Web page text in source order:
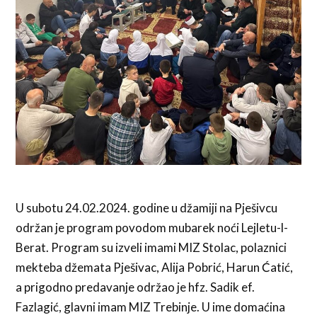
U subotu 24.02.2024. godine u džamiji na Pješivcu
održan je program povodom mubarek noći Lejletu-l-
Berat. Program su izveli imami MIZ Stolac, polaznici
mekteba džemata Pješivac, Alija Pobrić, Harun Ćatić,
a prigodno predavanje održao je hfz. Sadik ef.
Fazlagić, glavni imam MIZ Trebinje. U ime domaćina